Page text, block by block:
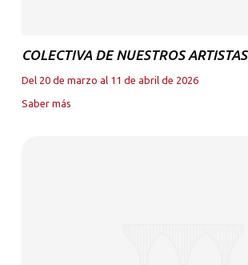
COLECTIVA DE NUESTROS ARTISTAS
Del 20 de marzo al 11 de abril de 2026
Saber más